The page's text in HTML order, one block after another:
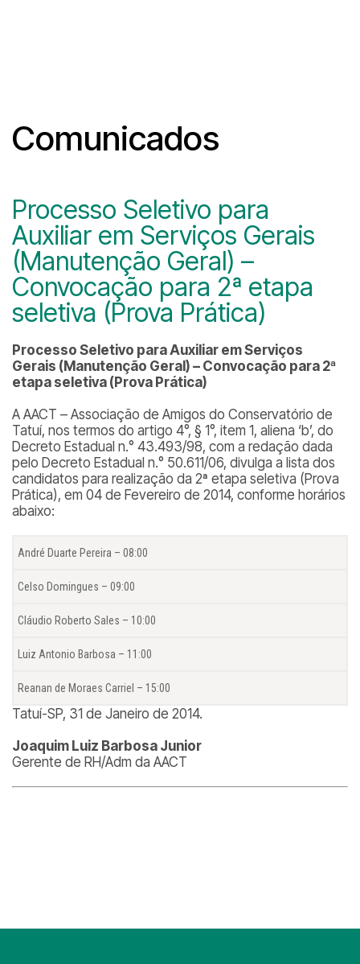
Comunicados
Processo Seletivo para
Auxiliar em Serviços Gerais
(Manutenção Geral) –
Convocação para 2ª etapa
seletiva (Prova Prática)
Processo Seletivo para Auxiliar em Serviços
Gerais (Manutenção Geral) – Convocação para 2ª
etapa seletiva (Prova Prática)
A AACT – Associação de Amigos do Conservatório de
Tatuí, nos termos do artigo 4°, § 1°, item 1, aliena ‘b’, do
Decreto Estadual n.° 43.493/98, com a redação dada
pelo Decreto Estadual n.° 50.611/06, divulga a lista dos
candidatos para realização da 2ª etapa seletiva (Prova
Prática), em 04 de Fevereiro de 2014, conforme horários
abaixo:
André Duarte Pereira – 08:00
Celso Domingues – 09:00
Cláudio Roberto Sales – 10:00
Luiz Antonio Barbosa – 11:00
Reanan de Moraes Carriel – 15:00
Tatuí-SP, 31 de Janeiro de 2014.
Joaquim Luiz Barbosa Junior
Gerente de RH/Adm da AACT